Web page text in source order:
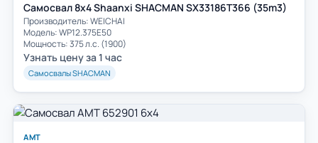
Самосвал 8x4 Shaanxi SHACMAN SX33186T366 (35m3)
Производитель: WEICHAI
Модель: WP12.375E50
Мощность: 375 л.с. (1900)
Узнать цену за 1 час
Самосвалы SHACMAN
АМТ